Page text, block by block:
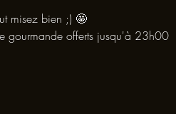
misez bien ;) 🤩
gourmande offerts jusqu'à 23h00